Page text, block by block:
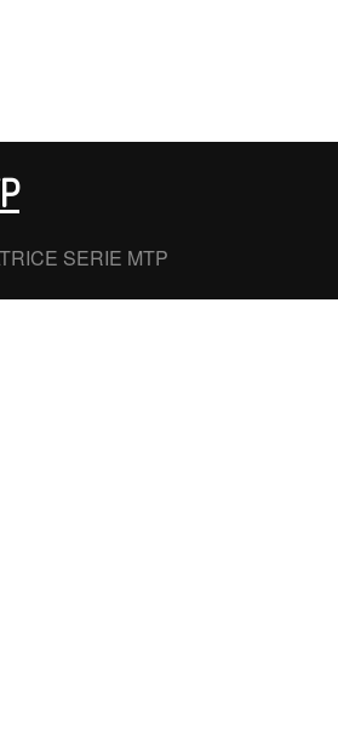
SERIE MTP